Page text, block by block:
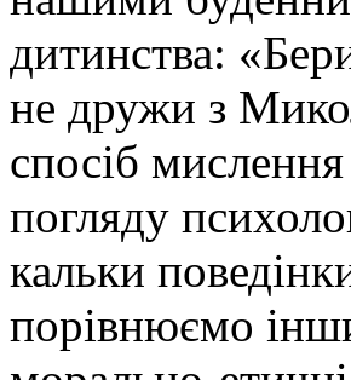
дитинства:
не дружи з
спосіб
погляду
кальки
порівнюємо